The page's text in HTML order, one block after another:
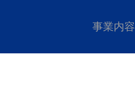
事業内容